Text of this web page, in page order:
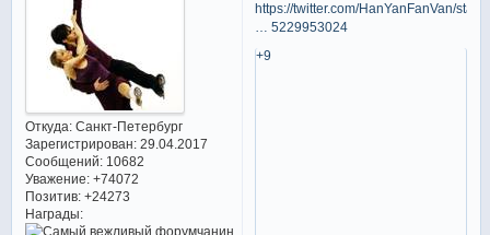
Откуда:Санкт-Петербург
Зарегистрирован: 29.04.2017
Сообщений:10682
Уважение: +74072
Позитив: +24273
Награды:
https://twitter.com/HanYanFanVan/
… 5229953024
+9